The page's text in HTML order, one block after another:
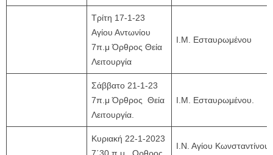
Τρίτη 17-1-23
Αγίου Αντωνίου
7π.μ Όρθρος Θεία
Λειτουργία
Ι.Μ. Εσταυρωμένου
Σάββατο 21-1-23
7π.μ Όρθρος Θεία
Λειτουργία.
Ι.Μ. Εσταυρωμένου.
Κυριακή 22-1-2023
Ι.Ν. Αγίου Κωνσταντίνου